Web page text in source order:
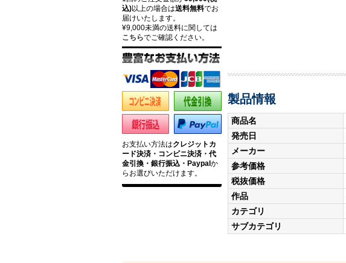
製品情報
商品名
発売日
メーカー
参考価格
税抜価格
作品
カテゴリ
サブカテゴリ
込)以上の場合は送料無料でお
届けいたします。
¥9,000未満の送料に関しては
こちらでご確認ください。
お支払い方法はクレジットカ
ード決済・コンビニ決済・代
金引換・銀行振込・Paypalか
らお選びいただけます。